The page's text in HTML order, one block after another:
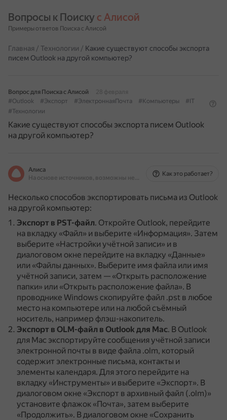
Вопросы к Поиску с Алисой
Примеры ответов Поиска с Алисой
Главная / Технологии / Какие существуют способы экспорта
писем Outlook на другой компьютер?
Вопрос для Поиска с Алисой
28 февраля
#Outlook
#Экспорт #ЭлектроннаяПочта #Компьютеры
#IT
#Технологии
Какие существуют способы экспорта писем Outlook
на другой компьютер?
Алиса
На основе источников, возможны неточности
Как это работает?
Несколько способов экспортировать письма из Outlook
на другой компьютер:
Экспорт в PST-файл. Откройте Outlook, перейдите
на вкладку «Файл» и выберите «Информация». Затем
выберите «Настройки учётной записи» и в
диалоговом окне перейдите на вкладку «Данные»
или «Файлы данных». Выберите имя файла или имя
учётной записи, затем — «Открыть расположение
папки» или «Открыть расположение файла». В
проводнике Windows скопируйте файл .pst в любое
место на компьютере или на любой съёмный
носитель, например флэш-накопитель.
Экспорт в OLM-файл в Outlook для Mac. В Outlook
для Mac экспортируйте сообщения учётной записи
электронной почты в виде файла .olm, который
содержит электронные письма, контакты и
элементы календаря. Для этого перейдите на
вкладку «Инструменты» и выберите «Экспорт». В
диалоговом окне «Экспорт в архивный файл (.olm)»
установите флажок «Почта», затем выберите
«Продолжить». В диалоговом окне «Сохранить